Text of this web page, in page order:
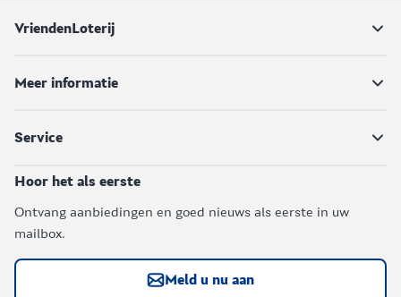
VriendenLoterij
Meer informatie
Service
Hoor het als eerste
Ontvang aanbiedingen en goed nieuws als eerste in uw
mailbox.
Meld u nu aan